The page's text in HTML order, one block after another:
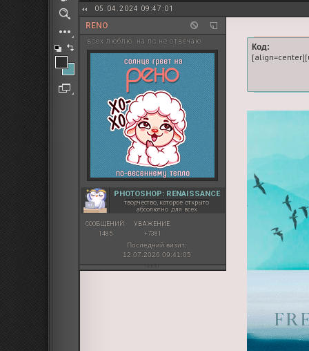
05.04.2024 09:47:01
RENO
всех люблю. на лс не отвечаю
PHOTOSHOP: RENAISSANCE
творчество, которое открыто
абсолютно для всех
СООБЩЕНИЙ:
1485
УВАЖЕНИЕ:
+7381
Последний визит:
12.07.2026 09:41:05
Код: